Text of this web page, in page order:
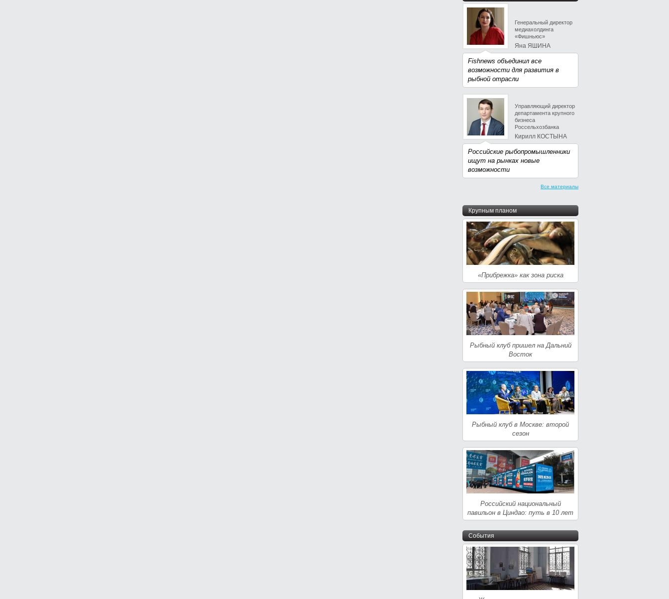
Генеральный директор
медиахолдинга
«Фишньюс»
Яна ЯШИНА
Fishnews объединил все
возможности для развития в
рыбной отрасли
Управляющий директор
департамента крупного
бизнеса
Россельхозбанка
Кирилл КОСТЫНА
Российские рыбопромышленники
ищут на рынках новые
возможности
Все материалы
Крупным планом
«Прибрежка» как зона риска
Рыбный клуб пришел на Дальний
Восток
Рыбный клуб в Москве: второй
сезон
Российский национальный
павильон в Циндао: путь в 10 лет
События